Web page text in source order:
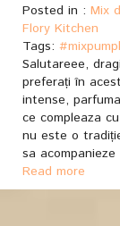
Posted in : Mix
Flory Kitchen
Tags:
Salutareee,
preferați în
intense,
ce compleaza
nu este o
sa
Read more